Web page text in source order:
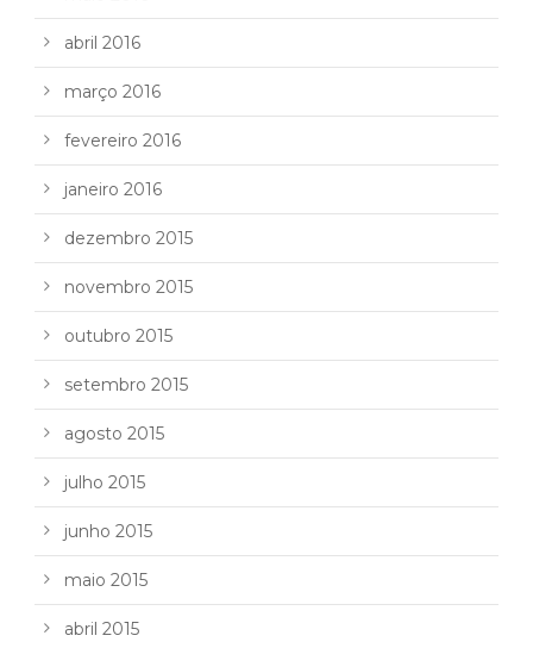
abril 2016
março 2016
fevereiro 2016
janeiro 2016
dezembro 2015
novembro 2015
outubro 2015
setembro 2015
agosto 2015
julho 2015
junho 2015
maio 2015
abril 2015